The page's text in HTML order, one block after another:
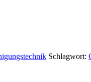
Schlagwort: